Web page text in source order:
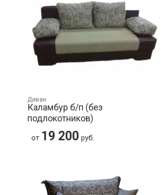
Диван
Каламбур б/п (без
подлокотников)
от 19 200 руб.